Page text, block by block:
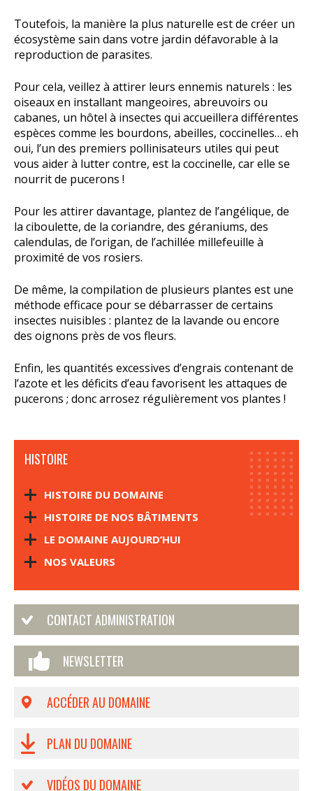
Toutefois, la manière la plus naturelle est de créer un
écosystème sain dans votre jardin défavorable à la
reproduction de parasites.
Pour cela, veillez à attirer leurs ennemis naturels : les
oiseaux en installant mangeoires, abreuvoirs ou
cabanes, un hôtel à insectes qui accueillera différentes
espèces comme les bourdons, abeilles, coccinelles… eh
oui, l’un des premiers pollinisateurs utiles qui peut
vous aider à lutter contre, est la coccinelle, car elle se
nourrit de pucerons !
Pour les attirer davantage, plantez de l’angélique, de
la ciboulette, de la coriandre, des géraniums, des
calendulas, de l’origan, de l’achillée millefeuille à
proximité de vos rosiers.
De même, la compilation de plusieurs plantes est une
méthode efficace pour se débarrasser de certains
insectes nuisibles : plantez de la lavande ou encore
des oignons près de vos fleurs.
Enfin, les quantités excessives d’engrais contenant de
l’azote et les déficits d’eau favorisent les attaques de
pucerons ; donc arrosez régulièrement vos plantes !
HISTOIRE
HISTOIRE DU DOMAINE
HISTOIRE DE NOS BÂTIMENTS
LE DOMAINE AUJOURD’HUI
NOS VALEURS
CONTACT ADMINISTRATION
NEWSLETTER
ACCÉDER AU DOMAINE
PLAN DU DOMAINE
VIDÉOS DU DOMAINE